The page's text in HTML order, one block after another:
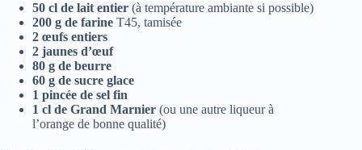
50 cl de lait entier (à température ambiante si possible)
200 g de farine T45, tamisée
2 œufs entiers
2 jaunes d’œuf
80 g de beurre
60 g de sucre glace
1 pincée de sel fin
1 cl de Grand Marnier (ou une autre liqueur à
l’orange de bonne qualité)